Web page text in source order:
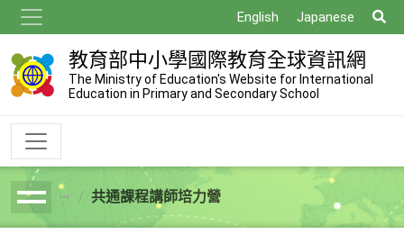
到
主
要
內
English Japanese
尋
教育部中小學國際教育全球資訊網
The Ministry of Education's Website for International
Education in Primary and Secondary School
breadcrumb共通課程講師培力營